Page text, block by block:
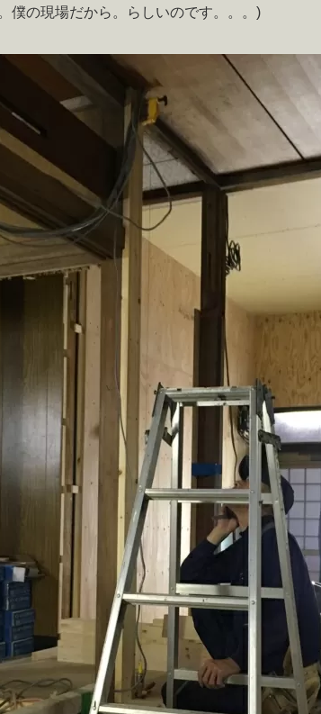
僕の現場だから。らしいのです。。。)